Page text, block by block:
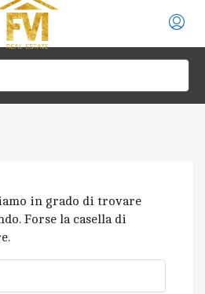
in grado di trovare
Forse la casella di